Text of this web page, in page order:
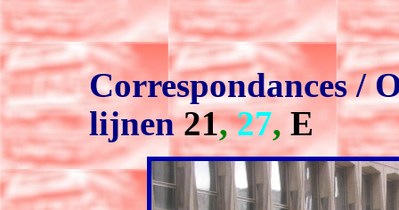
Correspondances /
lijnen21,27, E